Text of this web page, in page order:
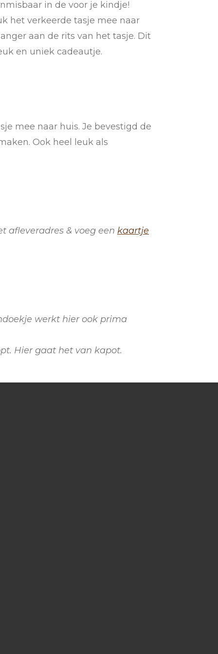
in de voor je kindje!
het verkeerde tasje mee naar
aan de rits van het tasje. Dit
en uniek cadeautje.
mee naar huis. Je bevestigd de
Ook heel leuk als
afleveradres & voeg een kaartje
werkt hier ook prima
Hier gaat het van kapot.